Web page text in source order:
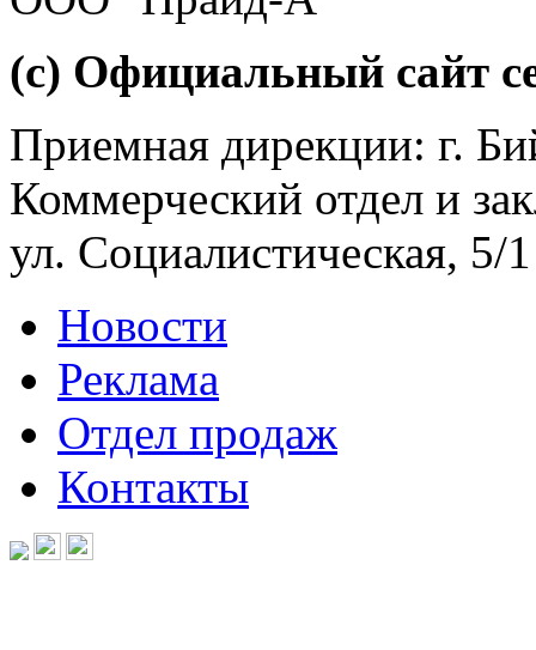
(с) Официальный сайт
Приемная дирекции: г.
Коммерческий отдел и
ул. Социалистическая, 5/1
Новости
Реклама
Отдел продаж
Контакты